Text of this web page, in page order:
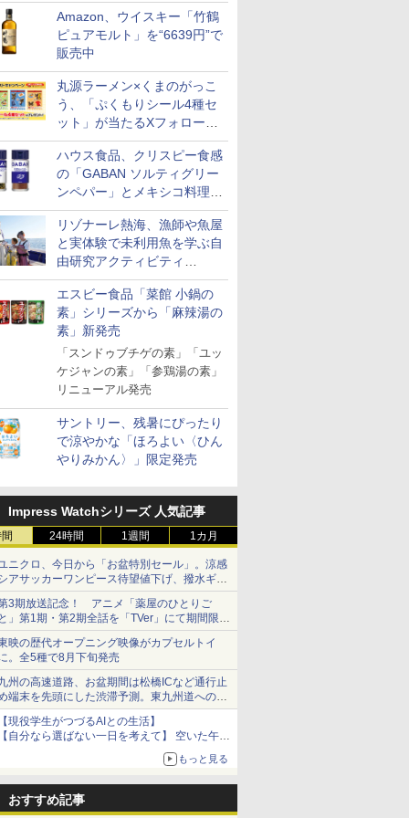
Amazon、ウイスキー「竹鶴
ピュアモルト」を“6639円”で
販売中
丸源ラーメン×くまのがっこ
う、「ぷくもりシール4種セ
ット」が当たるXフォロー＆
リポストキャンペーン実施
ハウス食品、クリスピー食感
の「GABAN ソルティグリー
ンペパー」とメキシコ料理に
合う「GABAN チポトレペパ
ー」発売
リゾナーレ熱海、漁師や魚屋
と実体験で未利用魚を学ぶ自
由研究アクティビティ
「Fisherman's Academy」を
実施中
エスビー食品「菜館 小鍋の
素」シリーズから「麻辣湯の
素」新発売
「スンドゥブチゲの素」「ユッ
ケジャンの素」「参鶏湯の素」
リニューアル発売
サントリー、残暑にぴったり
で涼やかな「ほろよい〈ひん
やりみかん〉」限定発売
Impress Watchシリーズ 人気記事
24時間 1週間 1カ月
ニクロ、今日から「お盆特別セール」。涼感
アサッカーワンピース待望値下げ、撥水ギア
ョーツは1990円に
3期放送記念！ アニメ「薬屋のひとりご
」第1期・第2期全話を「TVer」にて期間限定
順次無料配信開始
映の歴代オープニング映像がカプセルトイ
。全5種で8月下旬発売
州の高速道路、お盆期間は松橋ICなど通行止
端末を先頭にした渋滞予測。東九州道への迂
は料金調整を実施
現役学生がつづるAIとの生活】
自分なら選ばない一日を考えて】 空いた午後
チャッピーに捧げたら、思わぬ絶景に出会っ
もっと見る
おすすめ記事